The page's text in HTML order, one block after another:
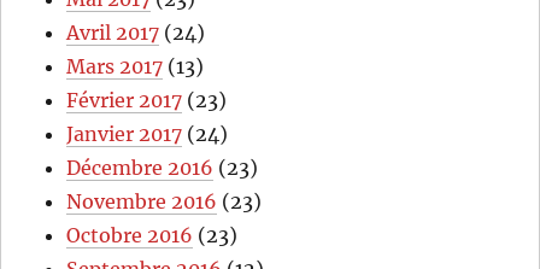
Avril 2017 (24)
Mars 2017 (13)
Février 2017 (23)
Janvier 2017 (24)
Décembre 2016 (23)
Novembre 2016 (23)
Octobre 2016 (23)